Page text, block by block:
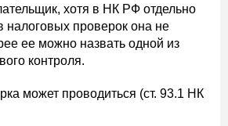
хотя в НК РФ отдельно
налоговых проверок она не
ее можно назвать одной из
контроля.
может проводиться (ст. 93.1 НК